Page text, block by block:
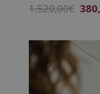
1.520,00€ El